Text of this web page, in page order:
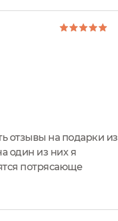
отзывы на подарки из
один из них я
потрясающе